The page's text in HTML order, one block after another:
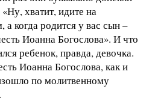
хватит, идите на
а когда родится у вас сын –
Иоанна Богослова». И что
ребенок, правда, девочка.
Иоанна Богослова, как и
по молитвенному